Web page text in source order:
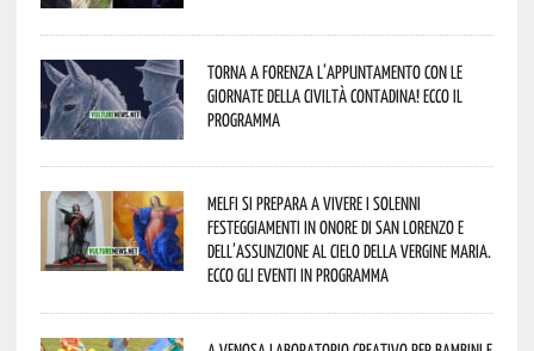
Torna a Forenza l’appuntamento con le
Giornate della Civiltà Contadina! Ecco il
programma
Melfi si prepara a vivere i solenni
festeggiamenti in onore di San Lorenzo e
dell’assunzione al cielo della Vergine Maria.
Ecco gli eventi in programma